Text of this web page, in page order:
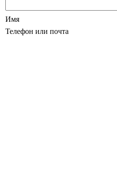
Имя
Телефон или почта